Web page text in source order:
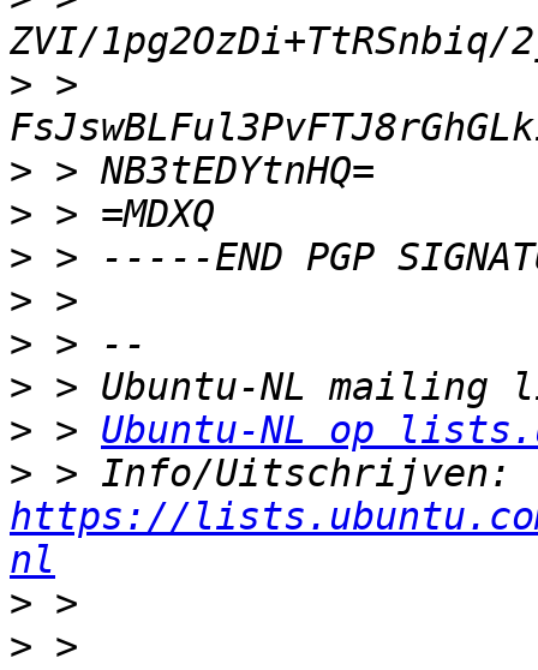
> >
>
>
>
>
>
>
> > Ubuntu-NL op
>
https://
nl
>
>